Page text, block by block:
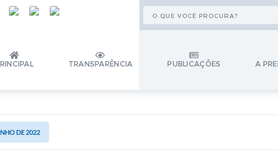
TRANSPARÊNCIA PUBLICAÇÕES A
DE 2022